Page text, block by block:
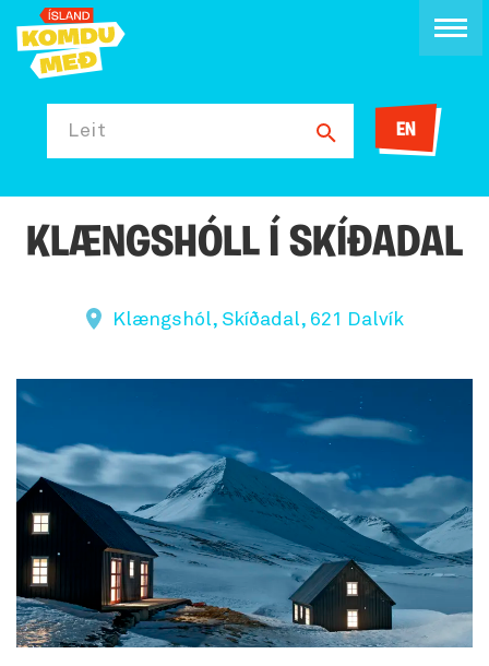
Leit EN
KLÆNGSHÓLL Í SKÍÐADAL
Klængshól, Skíðadal, 621 Dalvík